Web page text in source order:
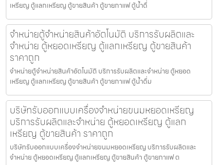
เหรียญ ตู้แลกเหรียญ ตู้ขายสินค้า ตู้ขายกาแฟ ตู้น้ำดื่
จำหน่ายตู้จำหน่ายสินค้า​อัตโนมัติ บริการรับผลิตและ
จำหน่าย ตู้หยอดเหรียญ ตู้แลกเหรียญ ตู้ขายสินค้า
ราคาถูก
จำหน่ายตู้จำหน่ายสินค้า​อัตโนมัติ บริการรับผลิตและจำหน่าย ตู้หยอด
เหรียญ ตู้แลกเหรียญ ตู้ขายสินค้า ตู้ขายกาแฟ ตู้น้ำดื่ม
บริษัทรับออกแบบเครื่องจำหน่ายขนมหยอดเหรียญ​
บริการรับผลิตและจำหน่าย ตู้หยอดเหรียญ ตู้แลก
เหรียญ ตู้ขายสินค้า ราคาถูก
บริษัทรับออกแบบเครื่องจำหน่ายขนมหยอดเหรียญ​ บริการรับผลิตและ
จำหน่าย ตู้หยอดเหรียญ ตู้แลกเหรียญ ตู้ขายสินค้า ตู้ขายกาแฟ ต